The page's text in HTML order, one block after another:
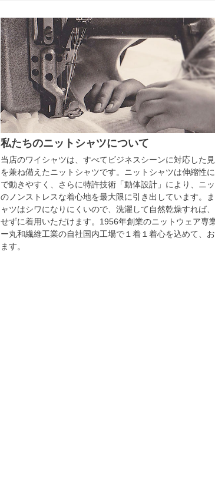
私たちのニットシャツについて
当店のワイシャツは、すべてビジネスシーンに対応した
を兼ね備えたニットシャツです。ニットシャツは伸縮性
で動きやすく、さらに特許技術「動体設計」により、ニ
のノンストレスな着心地を最大限に引き出しています。
ャツはシワになりにくいので、洗濯して自然乾燥すれば
せずに着用いただけます。1956年創業のニットウェア専
ー丸和繊維工業の自社国内工場で１着１着心を込めて、
ます。